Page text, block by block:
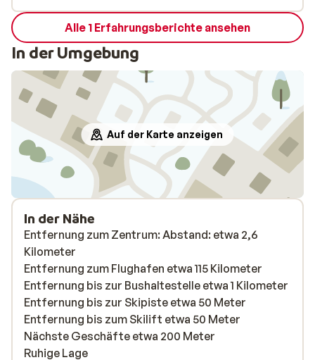
Alle 1 Erfahrungsberichte ansehen
In der Umgebung
Auf der Karte anzeigen
In der Nähe
Entfernung zum Zentrum: Abstand: etwa 2,6
Kilometer
Entfernung zum Flughafen etwa 115 Kilometer
Entfernung bis zur Bushaltestelle etwa 1 Kilometer
Entfernung bis zur Skipiste etwa 50 Meter
Entfernung bis zum Skilift etwa 50 Meter
Nächste Geschäfte etwa 200 Meter
Ruhige Lage